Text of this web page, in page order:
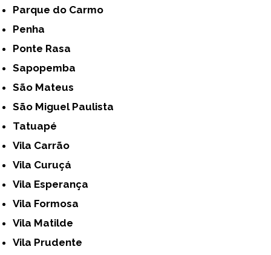
Parque do Carmo
Penha
Ponte Rasa
Sapopemba
São Mateus
São Miguel Paulista
Tatuapé
Vila Carrão
Vila Curuçá
Vila Esperança
Vila Formosa
Vila Matilde
Vila Prudente